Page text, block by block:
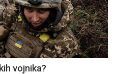
vojnika?